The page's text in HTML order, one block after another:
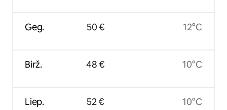
Geg.
Birž.
Liep.
50 €
48 €
52 €
12°C
10°C
10°C